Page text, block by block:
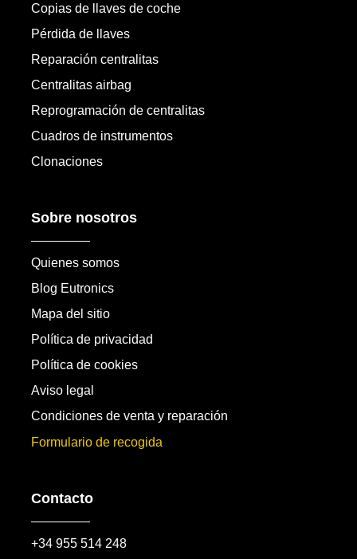
Copias de llaves de coche
Pérdida de llaves
Reparación centralitas
Centralitas airbag
Reprogramación de centralitas
Cuadros de instrumentos
Clonaciones
Sobre nosotros
Quienes somos
Blog Eutronics
Mapa del sitio
Política de privacidad
Política de cookies
Aviso legal
Condiciones de venta y reparación
Formulario de recogida
Contacto
+34 955 514 248